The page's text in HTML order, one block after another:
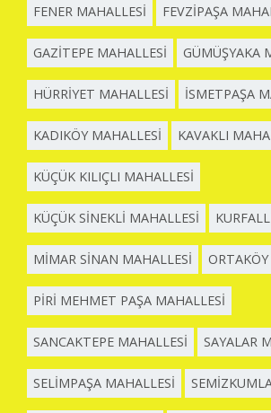
FENER MAHALLESİ FEVZİPAŞA
GAZİTEPE MAHALLESİ GÜMÜŞYAKA
HÜRRİYET MAHALLESİ İSMETPAŞA
KADIKÖY MAHALLESİ KAVAKLI
KÜÇÜK KILIÇLI MAHALLESİ
KÜÇÜK SİNEKLİ MAHALLESİ
MİMAR SİNAN MAHALLESİ
PİRİ MEHMET PAŞA MAHALLESİ
SANCAKTEPE MAHALLESİ SAYALAR
SELİMPAŞA MAHALLESİ